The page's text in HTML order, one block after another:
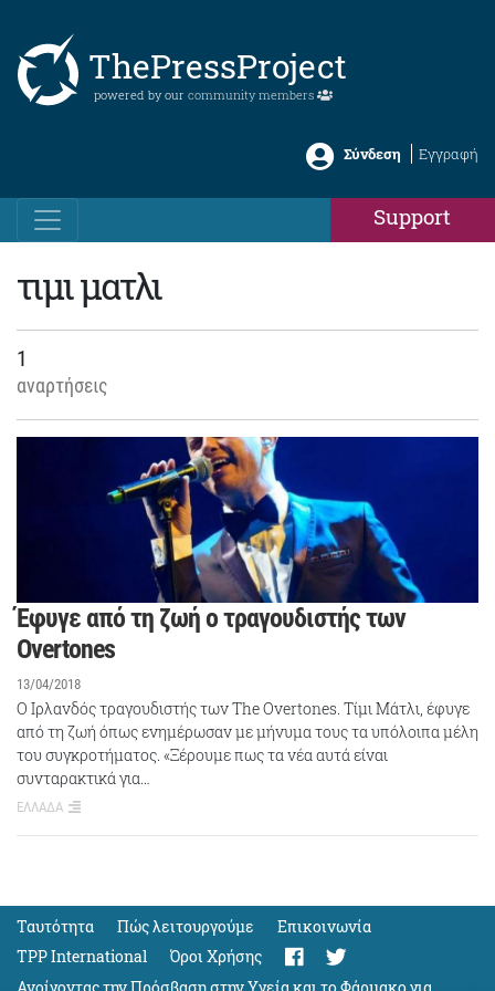
ThePressProject
powered by our community members
Σύνδεση Εγγραφή
Support
τιμι ματλι
1
αναρτήσεις
Έφυγε από τη ζωή ο τραγουδιστής των
Overtones
13/04/2018
O Ιρλανδός τραγουδιστής των The Overtones. Τίμι Μάτλι, έφυγε
από τη ζωή όπως ενημέρωσαν με μήνυμα τους τα υπόλοιπα μέλη
του συγκροτήματος. «Ξέρουμε πως τα νέα αυτά είναι
συνταρακτικά για…
ΕΛΛΑΔΑ
Ταυτότητα Πώς λειτουργούμε
Eπικοινωνία
TPP International
Όροι Χρήσης